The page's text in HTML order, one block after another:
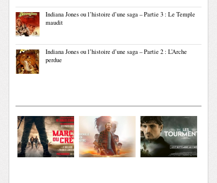
Indiana Jones ou l’histoire d’une saga – Partie 3 : Le Temple
maudit
Indiana Jones ou l’histoire d’une saga – Partie 2 : L’Arche
perdue